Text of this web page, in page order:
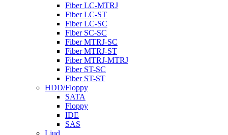
Fiber LC-MTRJ
Fiber LC-ST
Fiber LC-SC
Fiber SC-SC
Fiber MTRJ-SC
Fiber MTRJ-ST
Fiber MTRJ-MTRJ
Fiber ST-SC
Fiber ST-ST
HDD/Floppy
SATA
Floppy
IDE
SAS
Ljud